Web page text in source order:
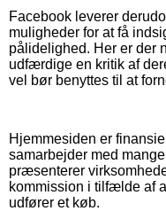
Facebook leverer
muligheder for at få
pålidelighed. Her er der
udfærdige en kritik af
vel bør benyttes til at
Hjemmesiden er
samarbejder med
præsenterer
kommission i tilfælde af
udfører et køb.